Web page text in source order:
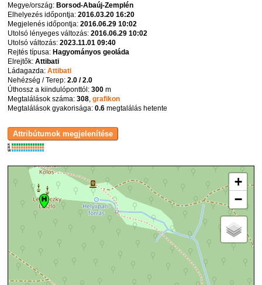
Megye/ország: Borsod-Abaúj-Zemplén
Elhelyezés időpontja:2016.03.20 16:20
Megjelenés időpontja:2016.06.29 10:02
Utolsó lényeges változás:2016.06.29 10:02
Utolsó változás:2023.11.01 09:40
Rejtés típusa: Hagyományos geoláda
Elrejtők:Attibati
Ládagazda:Attibati
Nehézség / Terep:2.0 / 2.0
Úthossz a kiindulóponttól:300 m
Megtalálások száma:308,grafikon
Megtalálások gyakorisága:0.6 megtalálás hetente
K
R
W
+
−